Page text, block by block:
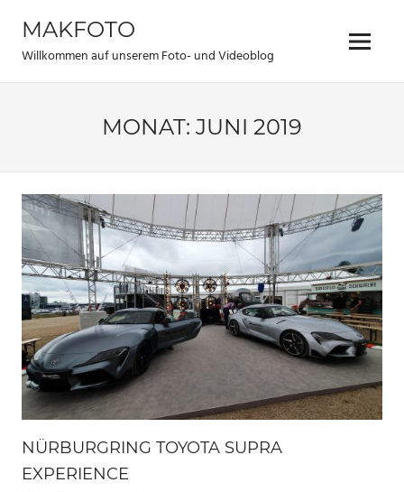
Inhalt
springen
MAKFOTO
Willkommen auf unserem Foto- und Videoblog Menü
MONAT: JUNI 2019
NÜRBURGRING TOYOTA SUPRA
EXPERIENCE